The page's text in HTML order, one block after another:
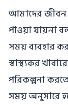
আমাদের
পাওয়া যায়না
সময় ব্যবহার
স্বাস্থ্যকর
পরিকল্পনা
সময় অনুসারে